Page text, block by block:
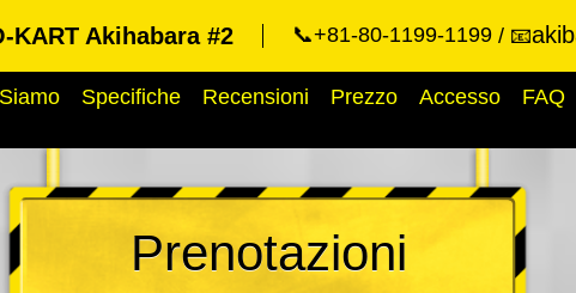
KART Akihabara #2 📞+81-80-1199-1199 📧
Specifiche Recensioni Prezzo Accesso FAQ
Prenotazioni